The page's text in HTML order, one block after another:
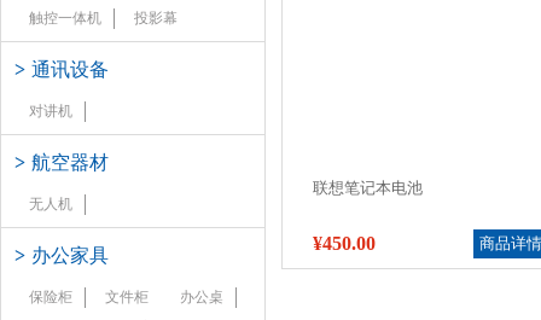
触控一体机
投影幕
> 通讯设备
对讲机
> 航空器材
无人机
> 办公家具
保险柜 文件柜
办公桌
联想笔记本电池
¥450.00 商品详情